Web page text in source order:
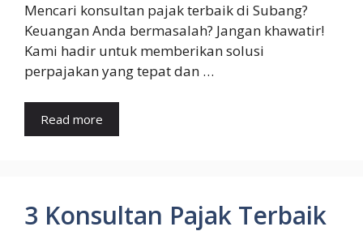
Mencari konsultan pajak terbaik di Subang?
Keuangan Anda bermasalah? Jangan khawatir!
Kami hadir untuk memberikan solusi
perpajakan yang tepat dan …
Read more
3 Konsultan Pajak Terbaik